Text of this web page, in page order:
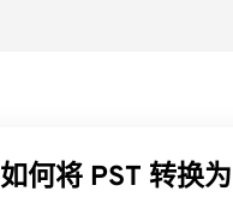
如何将 PST 转换